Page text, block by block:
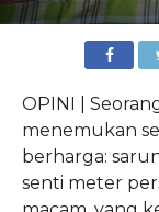
OPINI |
menemukan
berharga:
senti meter